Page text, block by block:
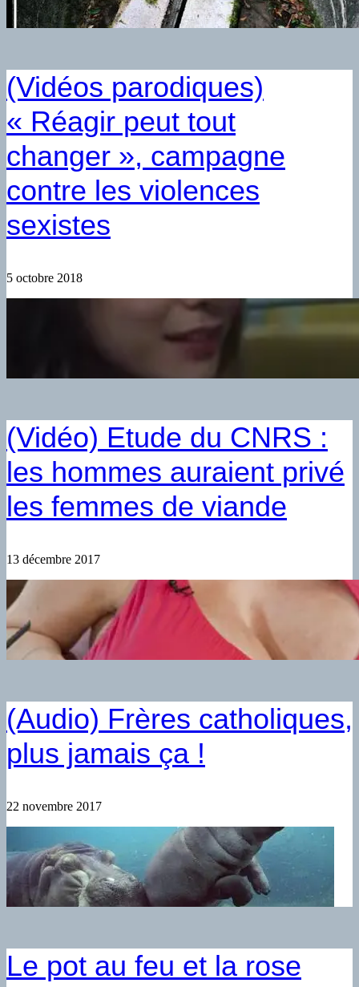
(Vidéos parodiques)
« Réagir peut tout
changer », campagne
contre les violences
sexistes
5 octobre 2018
(Vidéo) Etude du CNRS :
les hommes auraient privé
les femmes de viande
13 décembre 2017
(Audio) Frères catholiques,
plus jamais ça !
22 novembre 2017
Le pot au feu et la rose